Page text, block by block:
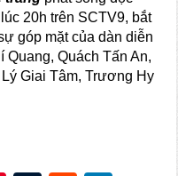
20h trên SCTV9, bắt
góp mặt của dàn diễn
Quách Tấn An,
Giai Tâm, Trương Hy